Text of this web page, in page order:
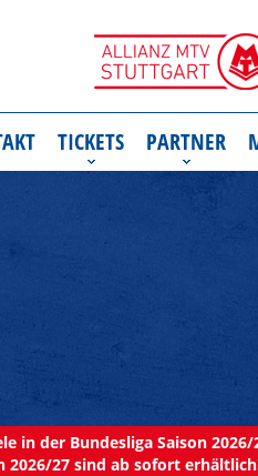
TICKETS PARTNER
in der Bundesliga Saison
2026/27 sind ab sofort